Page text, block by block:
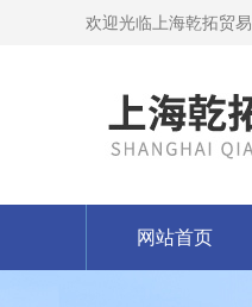
欢迎光临上海乾拓贸
网站首页